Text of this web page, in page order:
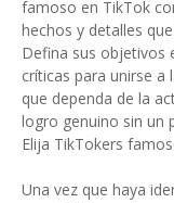
famoso en TikTok
hechos y detalles
Defina sus objetivos
críticas para unirse a
que dependa de la
logro genuino sin un
Elija TikTokers
Una vez que haya